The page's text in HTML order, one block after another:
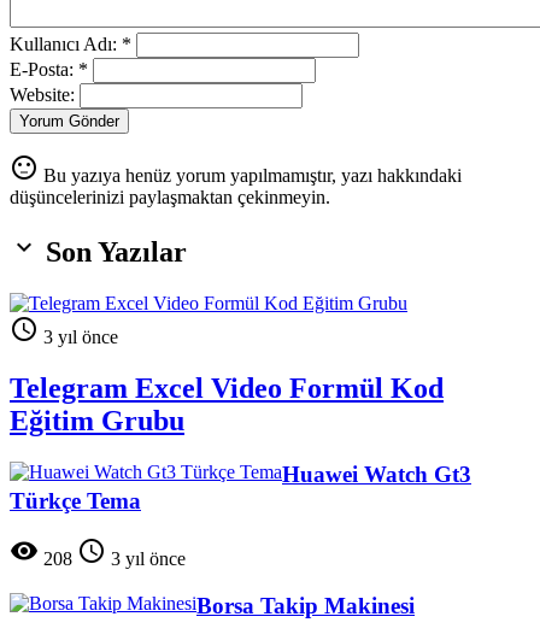
Kullanıcı Adı: *
E-Posta: *
Website:
Yorum Gönder
sentiment_neutral Bu yazıya henüz yorum yapılmamıştır, yazı hakkındaki
düşüncelerinizi paylaşmaktan çekinmeyin.
 Son Yazılar
 3 yıl önce
Telegram Excel Video Formül Kod
Eğitim Grubu
Huawei Watch Gt3
Türkçe Tema
 208  3 yıl önce
Borsa Takip Makinesi